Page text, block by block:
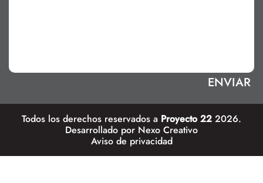
Todos los derechos reservados a Proyecto 22 2026.
Desarrollado por Nexo Creativo
Aviso de privacidad